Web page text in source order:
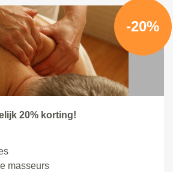
-20%
20% korting!
masseurs